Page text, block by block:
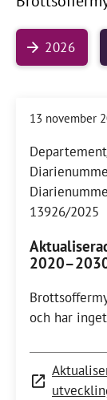
2026
13 november
13926/2025
och har